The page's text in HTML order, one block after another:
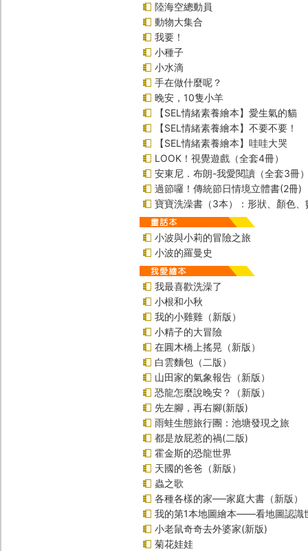
陸海空總動員
動物大集合
我要！
小種子
小水滴
手在做什麼呢？
晚安，10隻小羊
【SEL情緒素養繪本】愛生氣的貓
【SEL情緒素養繪本】不要不要！
【SEL情緒素養繪本】哇哇大哭
LOOK！視覺遊戲（全套4冊）
安東尼．布朗-我愛閱讀（全套3冊
過節囉！傳統節日情境立體書(2冊)
寶寶洗澡書（3本）：形狀、顏色、
小波與小莉的冒險之旅
小波的羅曼史
我最喜歡洗澡了
小根和小秋
我的小雞雞（新版）
小精子的大冒險
在圓木橋上搖晃（新版）
白雲麵包（二版）
山田家的氣象報告（新版）
恐龍怎麼說晚安？（新版）
先左腳，再右腳(新版)
雨蛙生態旅行團：池塘發現之旅
都是放屁惹的禍(二版)
霍金斯的恐龍世界
天國的爸爸（新版）
蟲之歌
各種各樣的家──家庭大書（新版）
我的第1本地圖繪本――看地圖認識
小老鼠奇奇去外婆家(新版)
菊花娃娃